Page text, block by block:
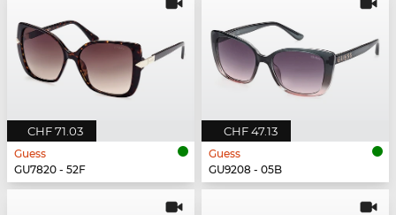
CHF 71.03
Guess
GU7820 - 52F
CHF 47.13
Guess
GU9208 - 05B